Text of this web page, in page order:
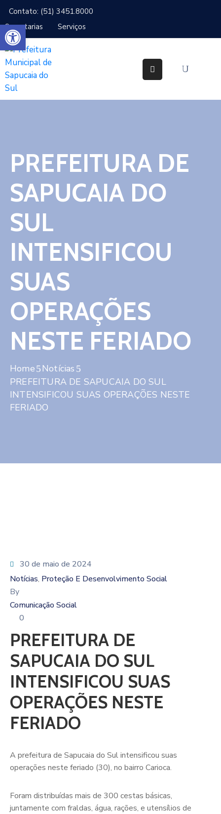
Contato: (51) 3451.8000
Secretarias
Serviços
Cidade
Gabinetes
Secretarias
IPTU
Ouvidoria
Contato
PREFEITURA DE
SAPUCAIA DO
SUL
INTENSIFICOU
SUAS
OPERAÇÕES
NESTE FERIADO
Home
Notícias
PREFEITURA DE SAPUCAIA DO SUL
INTENSIFICOU SUAS OPERAÇÕES NESTE
FERIADO
30 de maio de 2024
Notícias‚ Proteção E Desenvolvimento Social
By
Comunicação Social
0
PREFEITURA DE
SAPUCAIA DO SUL
INTENSIFICOU SUAS
OPERAÇÕES NESTE
FERIADO
A prefeitura de Sapucaia do Sul intensificou suas
operações neste feriado (30), no bairro Carioca.
Foram distribuídas mais de 300 cestas básicas,
juntamente com fraldas, água, rações, e utensílios de
Abrir a barra de ferramentas